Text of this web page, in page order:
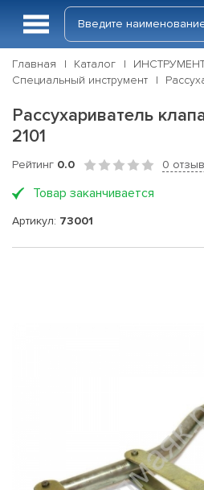
Главная Каталог
Специальный инструмент
Рассухариватель
2101
Рейтинг 0.0 0
Товар заканчивается
Артикул: 73001